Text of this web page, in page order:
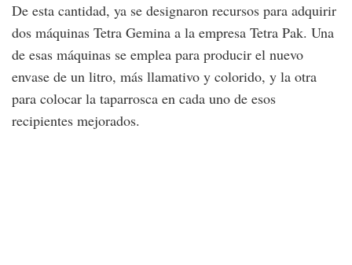
De esta cantidad, ya se designaron recursos para adquirir
dos máquinas Tetra Gemina a la empresa Tetra Pak. Una
de esas máquinas se emplea para producir el nuevo
envase de un litro, más llamativo y colorido, y la otra
para colocar la taparrosca en cada uno de esos
recipientes mejorados.